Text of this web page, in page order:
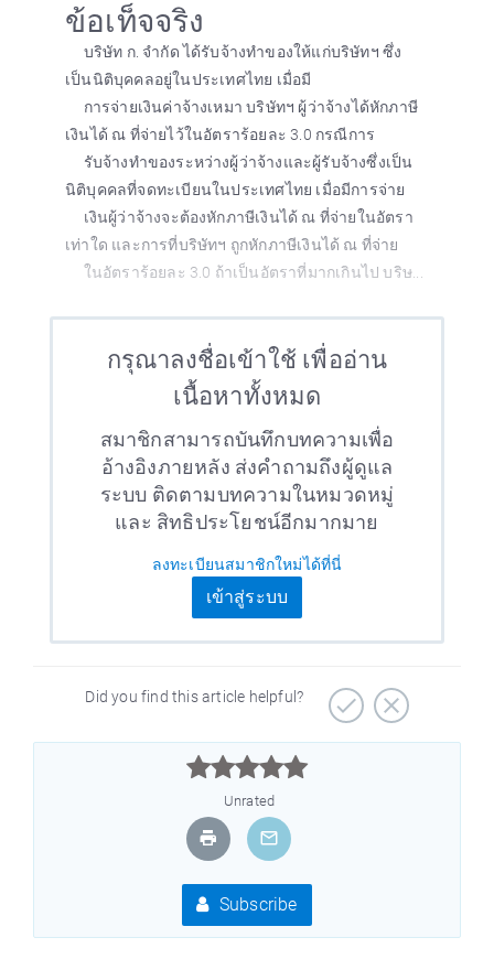
ข้อเท็จจริง
บริษัท ก. จำกัด ได้รับจ้างทำของให้แก่บริษัทฯ ซึ่ง
เป็นนิติบุคคลอยู่ในประเทศไทย เมื่อมี
การจ่ายเงินค่าจ้างเหมา บริษัทฯ ผู้ว่าจ้างได้หักภาษี
เงินได้ ณ ที่จ่ายไว้ในอัตราร้อยละ 3.0 กรณีการ
รับจ้างทำของระหว่างผู้ว่าจ้างและผู้รับจ้างซึ่งเป็น
นิติบุคคลที่จดทะเบียนในประเทศไทย เมื่อมีการจ่าย
เงินผู้ว่าจ้างจะต้องหักภาษีเงินได้ ณ ที่จ่ายในอัตรา
เท่าใด และการที่บริษัทฯ ถูกหักภาษีเงินได้ ณ ที่จ่าย
ในอัตราร้อยละ 3.0 ถ้าเป็นอัตราที่มากเกินไป บริษ...
กรุณาลงชื่อเข้าใช้ เพื่ออ่าน
เนื้อหาทั้งหมด
สมาชิกสามารถบันทึกบทความเพื่อ
อ้างอิงภายหลัง ส่งคำถามถึงผู้ดูแล
ระบบ ติดตามบทความในหมวดหมู่
และ สิทธิประโยชน์อีกมากมาย
ลงทะเบียนสมาชิกใหม่ได้ที่นี่
เข้าสู่ระบบ
Did you find this article helpful?



Unrated
Subscribe